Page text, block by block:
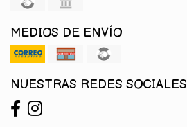
MEDIOS DE ENVÍO
NUESTRAS REDES SOCIALES